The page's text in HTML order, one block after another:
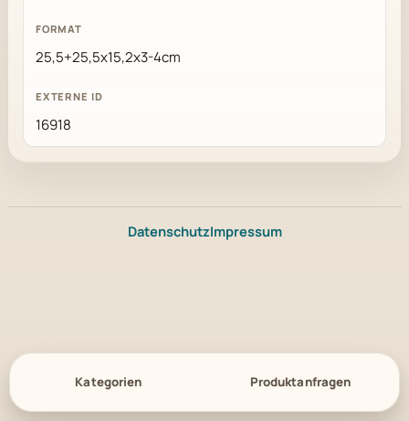
25,5+25,5x15,2x3-4cm
16918
DatenschutzImpressum
Kategorien Produktanfragen